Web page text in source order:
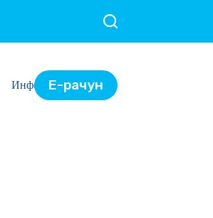
ИнформацијеЕ-рачун